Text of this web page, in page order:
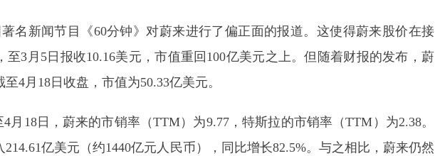
名新闻节目《60分钟》对蔚来进行了偏正面的报道。这使得蔚来股价在接
至3月5日报收10.16美元，市值重回100亿美元之上。但随着财报的发布，蔚
4月18日收盘，市值为50.33亿美元。
月18日，蔚来的市销率（TTM）为9.77，特斯拉的市销率（TTM）为2.38。
亿美元（约1440亿元人民币），同比增长82.5%。与之相比，蔚来仍然